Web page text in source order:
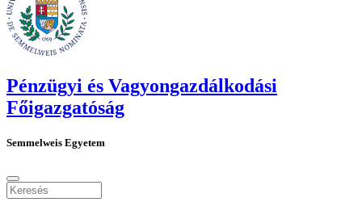
Pénzügyi és Vagyongazdálkodási
Főigazgatóság
Semmelweis Egyetem